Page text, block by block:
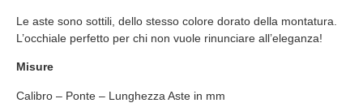
Le aste sono sottili, dello stesso colore dorato della montatura.
L’occhiale perfetto per chi non vuole rinunciare all’eleganza!
Misure
Calibro – Ponte – Lunghezza Aste in mm